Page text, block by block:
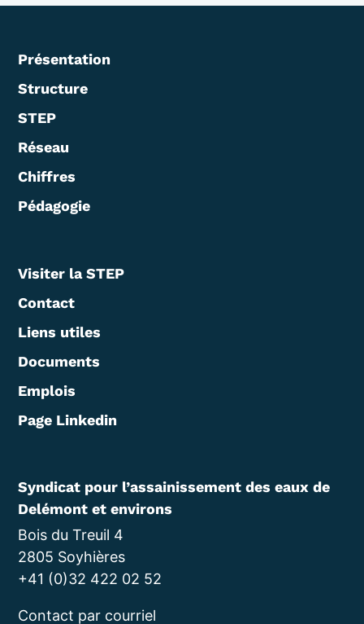
Présentation
Structure
STEP
Réseau
Chiffres
Pédagogie
Visiter la STEP
Contact
Liens utiles
Documents
Emplois
Page Linkedin
Syndicat pour l’assainissement des eaux de
Delémont et environs
Bois du Treuil 4
2805 Soyhières
+41 (0)32 422 02 52
Contact par courriel